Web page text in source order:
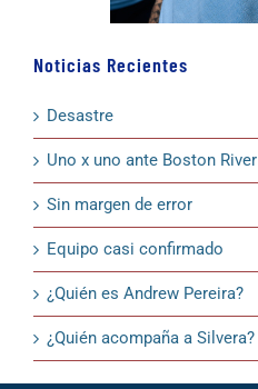
Noticias Recientes
Desastre
Uno x uno ante Boston River
Sin margen de error
Equipo casi confirmado
¿Quién es Andrew Pereira?
¿Quién acompaña a Silvera?